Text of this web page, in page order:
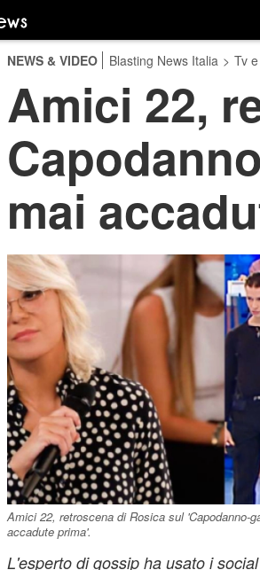
NEWS & VIDEO Blasting News Italia > Tv
Amici 22,
mai
Amici 22, retroscena di Rosica sul 'Capodanno-
accadute prima'.
L'esperto di gossip ha usato i